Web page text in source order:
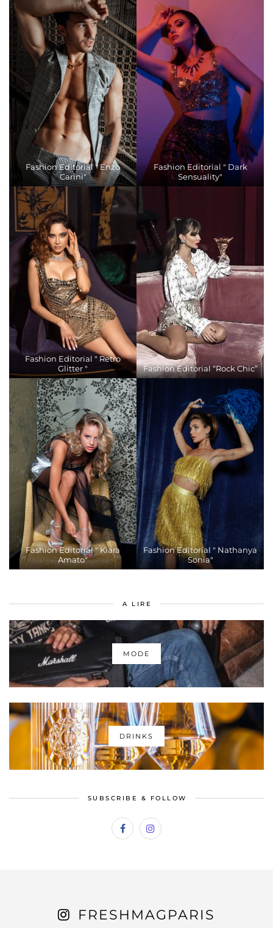
Fashion Editorial " Enzo
Carini"
Fashion Editorial " Dark
Sensuality"
Fashion Editorial " Retro
Glitter "
Fashion Editorial “Rock Chic”
Fashion Editorial " Kiara
Amato"
Fashion Editorial " Nathanya
Sonia"
A LIRE
MODE
DRINKS
SUBSCRIBE & FOLLOW
FRESHMAGPARIS